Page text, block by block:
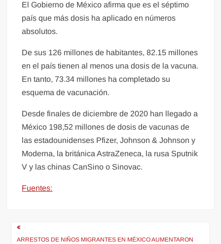
El Gobierno de México afirma que es el séptimo
país que más dosis ha aplicado en números
absolutos.
De sus 126 millones de habitantes, 82.15 millones
en el país tienen al menos una dosis de la vacuna.
En tanto, 73.34 millones ha completado su
esquema de vacunación.
Desde finales de diciembre de 2020 han llegado a
México 198,52 millones de dosis de vacunas de
las estadounidenses Pfizer, Johnson & Johnson y
Moderna, la británica AstraZeneca, la rusa Sputnik
V y las chinas CanSino o Sinovac.
Fuentes:
Navegación
ARRESTOS DE NIÑOS MIGRANTES EN MÉXICO AUMENTARON